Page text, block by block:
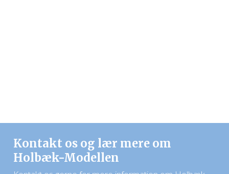
Kontakt os og lær mere om
Holbæk-Modellen